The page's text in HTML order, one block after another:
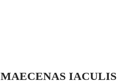
MAECENAS IACULIS